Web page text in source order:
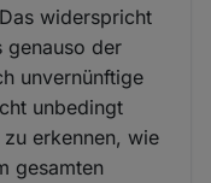
widerspricht
genauso der
unvernünftige
unbedingt
erkennen, wie
gesamten